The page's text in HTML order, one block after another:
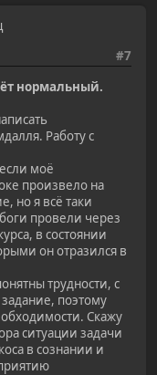
#7
нормальный.
Работу с
моё
произвело на
но я всё таки
провели через
в состоянии
он отразился в
трудности, с
поэтому
Скажу
ситуации задачи
в сознании и